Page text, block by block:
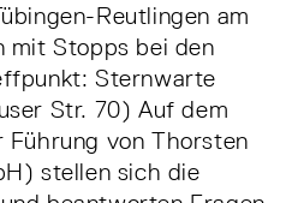
Reutlingen am
mit Stopps bei den
Sternwarte
Str. 70) Auf dem
Führung von Thorsten
stellen sich die